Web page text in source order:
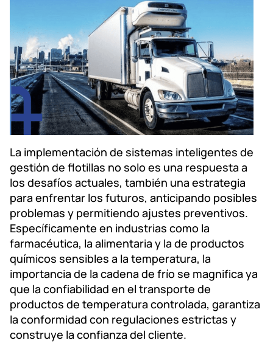
La implementación de sistemas inteligentes de
gestión de flotillas no solo es una respuesta a
los desafíos actuales, también una estrategia
para enfrentar los futuros, anticipando posibles
problemas y permitiendo ajustes preventivos.
Específicamente en industrias como la
farmacéutica, la alimentaria y la de productos
químicos sensibles a la temperatura, la
importancia de la cadena de frío se magnifica ya
que la confiabilidad en el transporte de
productos de temperatura controlada, garantiza
la conformidad con regulaciones estrictas y
construye la confianza del cliente.